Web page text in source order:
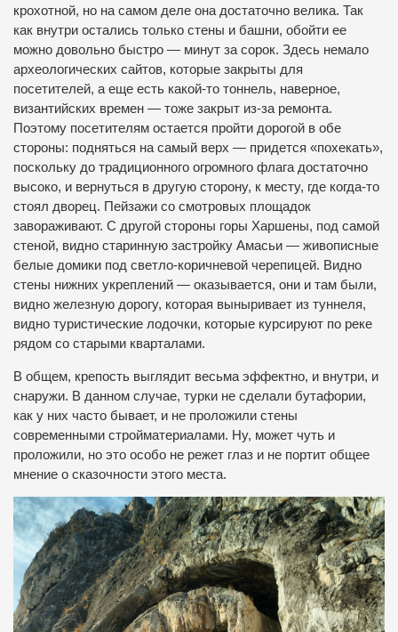
крохотной, но на самом деле она достаточно велика. Так
как внутри остались только стены и башни, обойти ее
можно довольно быстро — минут за сорок. Здесь немало
археологических сайтов, которые закрыты для
посетителей, а еще есть какой-то тоннель, наверное,
византийских времен — тоже закрыт из-за ремонта.
Поэтому посетителям остается пройти дорогой в обе
стороны: подняться на самый верх — придется «похекать»,
поскольку до традиционного огромного флага достаточно
высоко, и вернуться в другую сторону, к месту, где когда-то
стоял дворец. Пейзажи со смотровых площадок
завораживают. С другой стороны горы Харшены, под самой
стеной, видно старинную застройку Амасьи — живописные
белые домики под светло-коричневой черепицей. Видно
стены нижних укреплений — оказывается, они и там были,
видно железную дорогу, которая выныривает из туннеля,
видно туристические лодочки, которые курсируют по реке
рядом со старыми кварталами.
В общем, крепость выглядит весьма эффектно, и внутри, и
снаружи. В данном случае, турки не сделали бутафории,
как у них часто бывает, и не проложили стены
современными стройматериалами. Ну, может чуть и
проложили, но это особо не режет глаз и не портит общее
мнение о сказочности этого места.